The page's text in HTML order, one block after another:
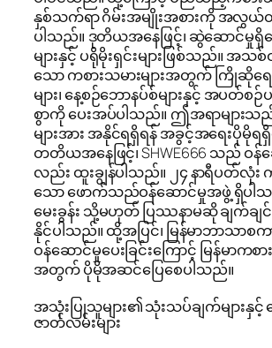
နှစ်သက်ရာ ဂိမ်းအမျိုးအစားကို အလွယ်
ပါသည်။ ဒုတိယအနေဖြင့်၊ ဆွဲဆောင်မှုရှိ
များနှင့် ပရိုမိုးရှင်းများဖြစ်သည်။ အ
သော ကစားသမားများအတွက် ကြိုဆိုရေ
များ၊ နေ့စဉ်ဘောနပ်စ်များနှင့် အပတ်စဉ်ပ
စွာကို ပေးအပ်ပါသည်။ ဤအရာများသ
များအား အနိုင်ရရှိရန် အခွင့်အရေးပိုမိုရ
တတိယအနေဖြင့်၊ SHWE666 သည် ဝန်
လည်း ထူးချွန်ပါသည်။ ၂၄ နာရီပတ်လုံး
သော ဖောက်သည်ဝန်ဆောင်မှုအဖွဲ့ ရှိပ
မေးခွန်း သို့မဟုတ် ပြဿနာမဆို ချက်ချင်း
နိုင်ပါသည်။ ထို့အပြင်၊ မြန်မာဘာသာစက
ဝန်ဆောင်မှုပေးခြင်းကြောင့် မြန်မာကစာ
အတွက် ပိုမိုအဆင်ပြေစေပါသည်။
အသုံးပြုသူများ၏ သုံးသပ်ချက်များနှင့်
ဇာတ်လမ်းများ